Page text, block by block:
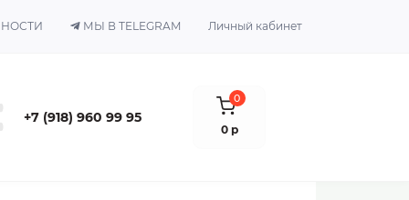
МЫ В TELEGRAM Личный кабинет
+7 (918) 960 99 95
0
0 р